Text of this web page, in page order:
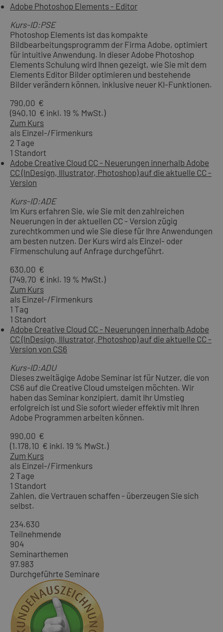
Adobe Photoshop Elements - Editor
Kurs-ID:PSE
Photoshop Elements ist das kompakte
Bildbearbeitungsprogramm der Firma Adobe, optimiert
für intuitive Anwendung. In dieser Adobe Photoshop
Elements Schulung wird Ihnen gezeigt, wie Sie mit dem
Elements Editor Bilder optimieren und bestehende
Bilder verändern können, inklusive neuer KI-Funktionen.
790,00 €
(940,10 € inkl. 19 % MwSt.)
Zum Kurs
als Einzel-/Firmenkurs
2 Tage
1 Standort
Adobe Creative Cloud CC - Neuerungen innerhalb Adobe
CC (InDesign, Illustrator, Photoshop) auf die aktuelle CC -
Version
Kurs-ID:ADE
Im Kurs erfahren Sie, wie Sie mit den zahlreichen
Neuerungen in der aktuellen CC - Version zügig
zurechtkommen und wie Sie diese für Ihre Anwendungen
am besten nutzen. Der Kurs wird als Einzel- oder
Firmenschulung auf Anfrage durchgeführt.
630,00 €
(749,70 € inkl. 19 % MwSt.)
Zum Kurs
als Einzel-/Firmenkurs
1 Tag
1 Standort
Adobe Creative Cloud CC - Neuerungen innerhalb Adobe
CC (InDesign, Illustrator, Photoshop) auf die aktuelle CC -
Version von CS6
Kurs-ID:ADU
Dieses zweitägige Adobe Seminar ist für Nutzer, die von
CS6 auf die Creative Cloud umsteigen möchten. Wir
haben das Seminar konzipiert, damit Ihr Umstieg
erfolgreich ist und Sie sofort wieder effektiv mit Ihren
Adobe Programmen arbeiten können.
990,00 €
(1.178,10 € inkl. 19 % MwSt.)
Zum Kurs
als Einzel-/Firmenkurs
2 Tage
1 Standort
Zahlen, die Vertrauen schaffen - überzeugen Sie sich
selbst.
234.630
Teilnehmende
904
Seminarthemen
97.983
Durchgeführte Seminare